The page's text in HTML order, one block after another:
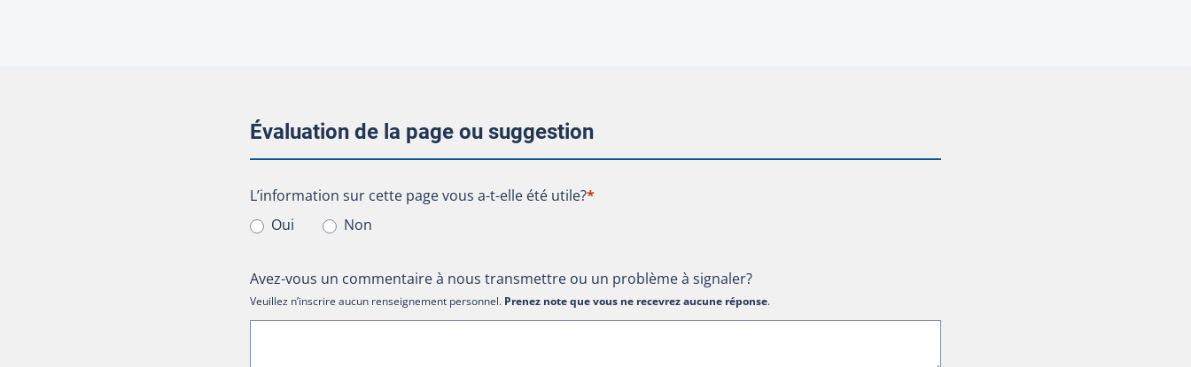
Évaluation de la page ou suggestion
L’information sur cette page vous a-t-elle été utile?
L’information sur cette page vous a-t-elle été utile?*
Oui
Non
Avez-vous un commentaire à nous transmettre ou un problème à signaler?
Veuillez n’inscrire aucun renseignement personnel. Prenez note que vous ne recevrez aucune réponse.